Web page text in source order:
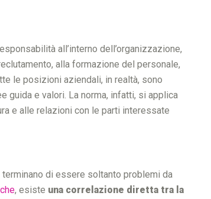
all’interno dell’organizzazione,
alla formazione del personale,
le posizioni aziendali, in realtà, sono
guida e valori. La norma, infatti, si applica
e alle relazioni con le parti interessate
terminano di essere soltanto problemi da
, esiste una correlazione diretta tra la